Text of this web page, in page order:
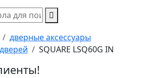
дверные аксессуары
SQUARE LSQ60G IN